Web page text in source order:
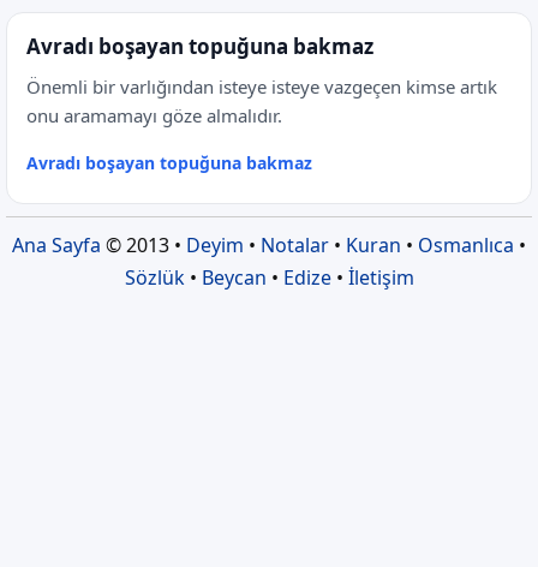
Avradı boşayan topuğuna bakmaz
Önemli bir varlığından isteye isteye vazgeçen kimse artık
onu aramamayı göze almalıdır.
Avradı boşayan topuğuna bakmaz
Ana Sayfa © 2013 • Deyim • Notalar • Kuran • Osmanlıca •
Sözlük• Beycan • Edize• İletişim